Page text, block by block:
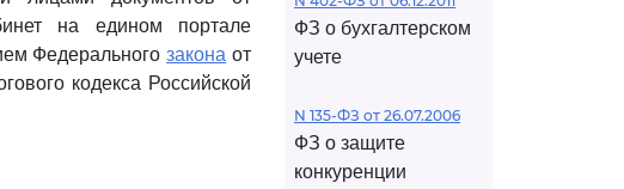
на едином портале
Федеральногозакона от
кодекса Российской
ФЗ о бухгалтерском
учете
N 135-ФЗ от 26.07.2006
ФЗ о защите
конкуренции